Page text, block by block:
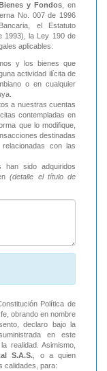
y Fondos, en
No. 007 de 1996
el Estatuto
1993), la Ley 190 de
aplicables:
y los bienes que
actividad ilícita de
o en cualquier
a nuestras cuentas
contempladas en
que lo modifique,
destinadas
con las
han sido adquiridos
(detalle el título de
Política de
obrando en nombre
declaro bajo la
en este
realidad. Asimismo,
S.A.S. , o a quien
calidades, para: